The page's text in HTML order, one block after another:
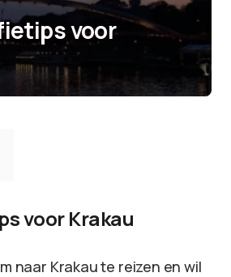
voor
voor Krakau
naar Krakau te reizen en wil